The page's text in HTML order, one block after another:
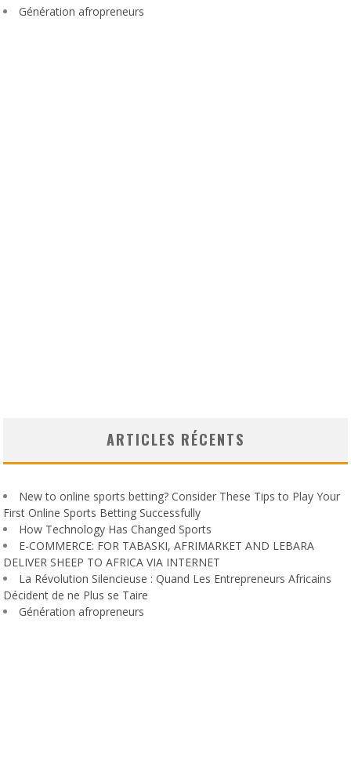
Génération afropreneurs
ARTICLES RÉCENTS
New to online sports betting? Consider These Tips to Play Your
First Online Sports Betting Successfully
How Technology Has Changed Sports
E-COMMERCE: FOR TABASKI, AFRIMARKET AND LEBARA
DELIVER SHEEP TO AFRICA VIA INTERNET
La Révolution Silencieuse : Quand Les Entrepreneurs Africains
Décident de ne Plus se Taire
Génération afropreneurs